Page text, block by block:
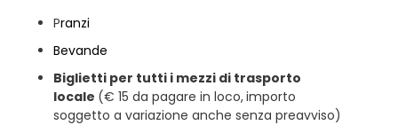
Pranzi
Bevande
Biglietti per tutti i mezzi di trasporto
locale (€ 15 da pagare in loco,importo
soggetto a variazione anche senza preavviso)